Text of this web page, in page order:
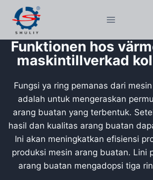
content
Funktionen hos
maskintillverkad
Fungsi ya ring pemanas dari
adalah untuk mengeraskan
arang buatan yang terbentuk.
hasil dan kualitas arang buatan
Ini akan meningkatkan efisiensi
produksi mesin arang buatan. Lini
arang buatan mengadopsi tiga